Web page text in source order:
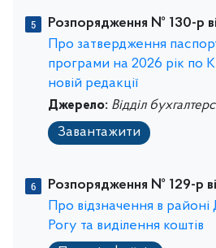
Розпорядження № 130-р
Про затвердження
програми на 2026 рік по
новій редакції
Джерело: Відділ
Завантажити
Розпорядження № 129-р
Про відзначення в районі
Рогу та виділення коштів